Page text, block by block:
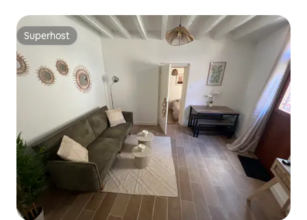
Superhost
Superhost